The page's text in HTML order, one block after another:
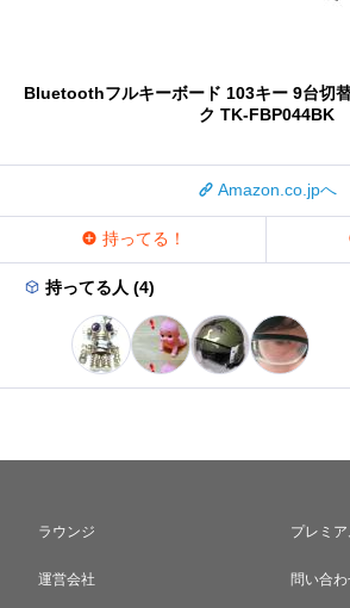
Bluetoothフルキーボード 103キー 9台切
ク TK-FBP044BK
Amazon.co.jpへ
持ってる！
持ってる人 (4)
ラウンジ プレミ
運営会社 問い合